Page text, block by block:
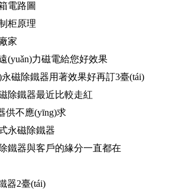
電路圖
柜原理
家
(yuǎn)力磁電給您好效果
永磁除鐵器用著效果好再訂3臺(tái)
除鐵器最近比較走紅
供不應(yīng)求
永磁除鐵器
鐵器與客戶的緣分一直都在
器2臺(tái)